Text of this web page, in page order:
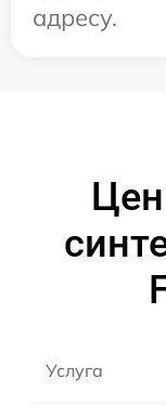
адресу.
Услуга